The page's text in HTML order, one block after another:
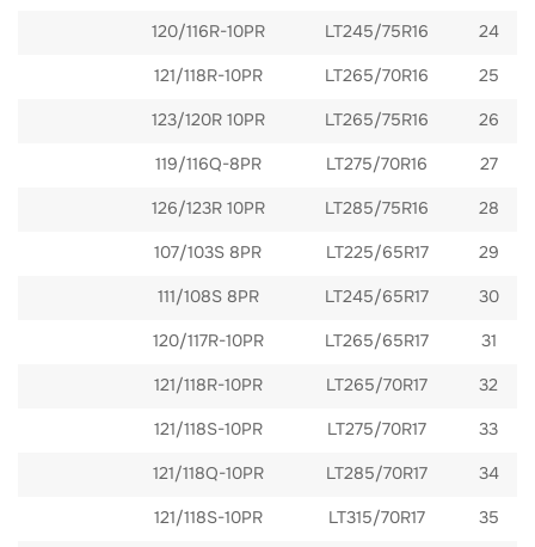
24
LT245/75R16
120/116R-10PR
25
LT265/70R16
121/118R-10PR
26
LT265/75R16
123/120R 10PR
27
LT275/70R16
119/116Q-8PR
28
LT285/75R16
126/123R 10PR
29
LT225/65R17
107/103S 8PR
30
LT245/65R17
111/108S 8PR
31
LT265/65R17
120/117R-10PR
32
LT265/70R17
121/118R-10PR
33
LT275/70R17
121/118S-10PR
34
LT285/70R17
121/118Q-10PR
35
LT315/70R17
121/118S-10PR